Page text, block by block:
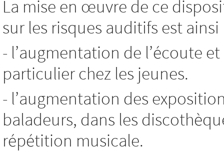
La mise en œuvre de ce
sur les risques auditifs est
- l’augmentation de l’écoute
particulier chez les jeunes.
- l’augmentation des
baladeurs, dans les
répétition musicale.